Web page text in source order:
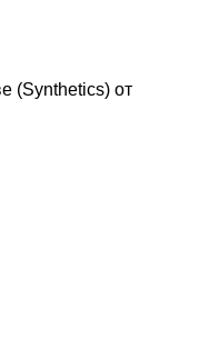
(Synthetics) от